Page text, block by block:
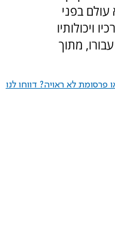
בפני
ויכולותיו
מתוך
לא ראויה? דווחו לנו